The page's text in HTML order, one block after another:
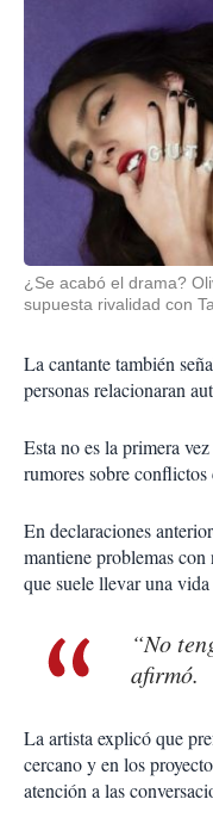
¿Se acabó el drama?
supuesta rivalidad con
La cantante también
personas relacionaran
Esta no es la primera
rumores sobre conflictos
En declaraciones
mantiene problemas
que suele llevar una
“No
afirmó.
La artista explicó que
cercano y en los
atención a las